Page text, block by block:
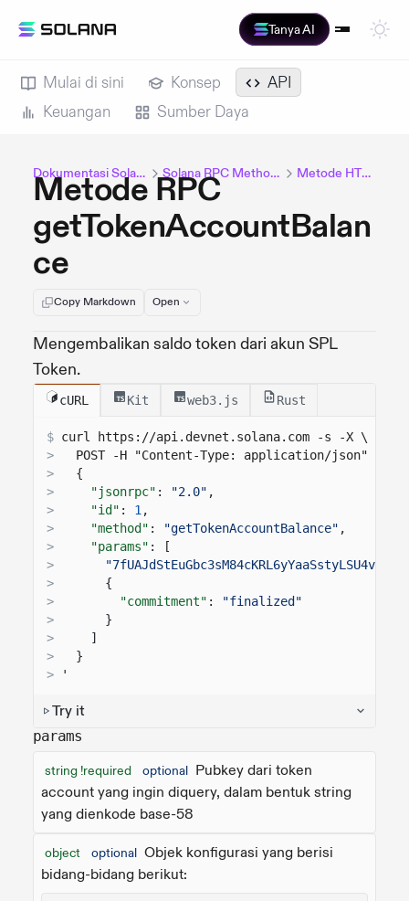
Tanya AI
Mulai di sini Konsep
API
Keuangan
Sumber Daya
Dokumentasi Solana Solana RPC Methods Metode HTTP
Metode RPC
getTokenAccountBalan
ce
Copy Markdown Open
Mengembalikan saldo token dari akun SPL
Token.
cURL Kit web3.js Rust
$ curl https://api.devnet.solana.com -s -X \
>
POST -H "Content-Type: application/json" -d
>
{
>
"jsonrpc" : "2.0" ,
>
"id" : 1 ,
>
"method" : "getTokenAccountBalance" ,
>
"params" : [
>
>
{
>
"commitment" :
"finalized"
>
}
>
]
>
}
>
'
Try it
params
string !required optional Pubkey dari token
account yang ingin diquery, dalam bentuk string
yang dienkode base-58
object optional Objek konfigurasi yang berisi
bidang-bidang berikut: